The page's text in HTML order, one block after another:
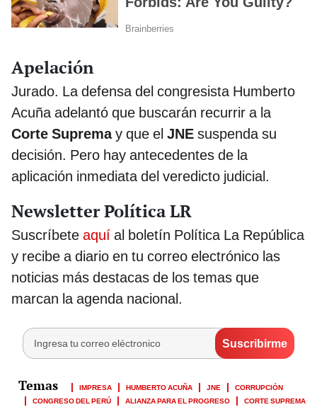
Apelación
Jurado. La defensa del congresista Humberto
Acuña adelantó que buscarán recurrir a la
Corte Supremay que el JNE suspenda su
decisión. Pero hay antecedentes de la
aplicación inmediata del veredicto judicial.
Newsletter Política LR
Suscríbete aquí al boletín Política La República
y recibe a diario en tu correo electrónico las
noticias más destacas de los temas que
marcan la agenda nacional.
IMPRESA HUMBERTO ACUÑA JNE
CORRUPCIÓN
CONGRESO DEL PERÚ
ALIANZA PARA EL PROGRESO CORTE SUPREMA